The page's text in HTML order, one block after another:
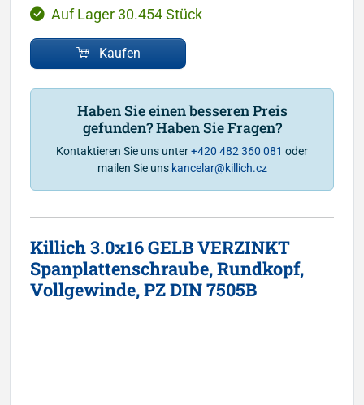
Auf Lager 30.454 Stück
Kaufen
Haben Sie einen besseren Preis
gefunden? Haben Sie Fragen?
Kontaktieren Sie uns unter+420 482 360 081 oder
mailen Sie uns kancelar@killich.cz
Killich 3.0x16 GELB VERZINKT
Spanplattenschraube, Rundkopf,
Vollgewinde, PZ DIN 7505B